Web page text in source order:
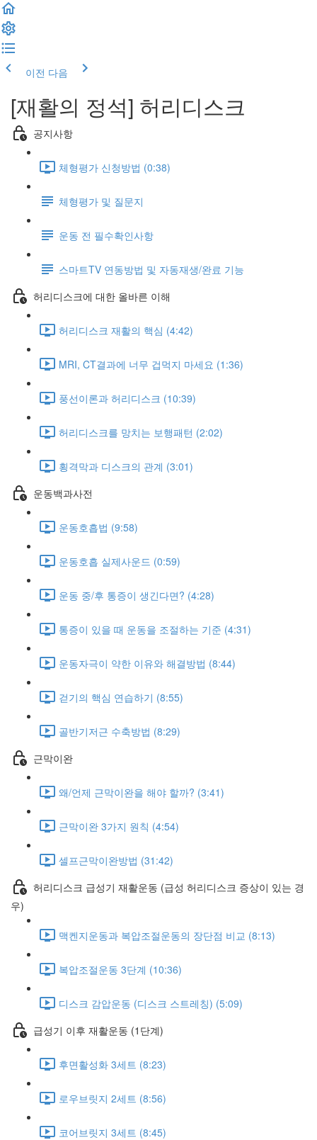
이전 다음
[재활의 정석] 허리디스크
공지사항
체형평가 신청방법 (0:38)
체형평가 및 질문지
운동 전 필수확인사항
스마트TV 연동방법 및 자동재생/완료 기능
허리디스크에 대한 올바른 이해
허리디스크 재활의 핵심 (4:42)
MRI, CT결과에 너무 겁먹지 마세요 (1:36)
풍선이론과 허리디스크 (10:39)
허리디스크를 망치는 보행패턴 (2:02)
횡격막과 디스크의 관계 (3:01)
운동백과사전
운동호흡법 (9:58)
운동호흡 실제사운드 (0:59)
운동 중/후 통증이 생긴다면? (4:28)
통증이 있을 때 운동을 조절하는 기준 (4:31)
운동자극이 약한 이유와 해결방법 (8:44)
걷기의 핵심 연습하기 (8:55)
골반기저근 수축방법 (8:29)
근막이완
왜/언제 근막이완을 해야 할까? (3:41)
근막이완 3가지 원칙 (4:54)
셀프근막이완방법 (31:42)
허리디스크 급성기 재활운동 (급성 허리디스크 증상이 있는 경
우)
맥켄지운동과 복압조절운동의 장단점 비교 (8:13)
복압조절운동 3단계 (10:36)
디스크 감압운동 (디스크 스트레칭) (5:09)
급성기 이후 재활운동 (1단계)
후면활성화 3세트 (8:23)
로우브릿지 2세트 (8:56)
코어브릿지 3세트 (8:45)